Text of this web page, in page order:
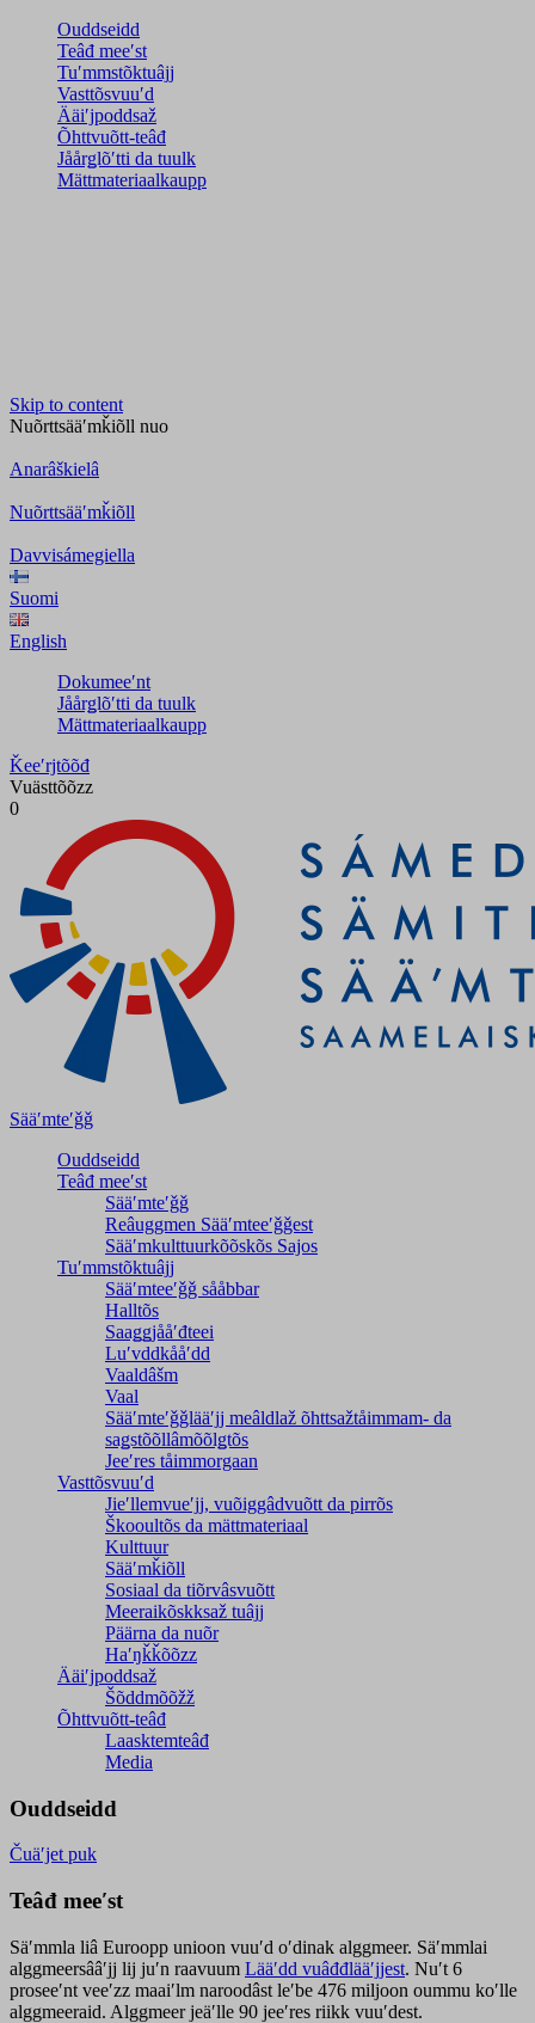
Ouddseidd
Teâđ meeʹst
Tuʹmmstõktuâjj
Vasttõsvuuʹd
Ääiʹjpoddsaž
Õhttvuõtt-teâđ
Jåårǥlõʹtti da tuulk
Mättmateriaalkaupp
Skip to content
Nuõrttsääʹmǩiõll nuo
Anarâškielâ
Nuõrttsääʹmǩiõll
Davvisámegiella
Suomi
English
Dokumeeʹnt
Jåårǥlõʹtti da tuulk
Mättmateriaalkaupp
Ǩeeʹrjtõõđ
Vuästtõõzz
0
Sääʹmteʹǧǧ
Ouddseidd
Teâđ meeʹst
Sääʹmteʹǧǧ
Reâuggmen Sääʹmteeʹǧǧest
Sääʹmkulttuurkõõskõs Sajos
Tuʹmmstõktuâjj
Sääʹmteeʹǧǧ sååbbar
Halltõs
Saaǥǥjååʹđteei
Luʹvddkååʹdd
Vaaldâšm
Vaal
Sääʹmteʹǧǧlääʹjj meâldlaž õhttsažtåimmam- da
saǥstõõllâmõõlǥtõs
Jeeʹres tåimmorgaan
Vasttõsvuuʹd
Jieʹllemvueʹjj, vuõiggâdvuõtt da pirrõs
Škooultõs da mättmateriaal
Kulttuur
Sääʹmǩiõll
Sosiaal da tiõrvâsvuõtt
Meeraikõskksaž tuâjj
Päärna da nuõr
Haʹŋǩǩõõzz
Ääiʹjpoddsaž
Šõddmõõžž
Õhttvuõtt-teâđ
Laasktemteâđ
Media
Ouddseidd
Čuäʹjet puk
Teâđ meeʹst
Säʹmmla liâ Euroopp unioon vuuʹd oʹdinak alggmeer. Säʹmmlai
alggmeersââʹjj lij juʹn raavuum Lääʹdd vuâđđlääʹjjest. Nuʹt 6
proseeʹnt veeʹzz maaiʹlm naroodâst leʹbe 476 miljoon oummu koʹlle
alggmeeraid. Alggmeer jeäʹlle 90 jeeʹres riikk vuuʹdest.